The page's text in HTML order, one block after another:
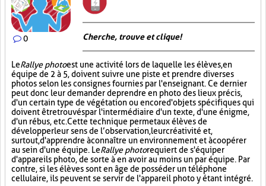
0 Cherche, trouve et clique !
LeRallye photoest une activité lors de laquelle les élèves, en
équipe de 2 à 5, doivent suivre une piste et prendre diverses
photos selon les consignes fournies par l'enseignant. Ce dernier
peut donc leur demander de prendre en photo des lieux précis,
d'un certain type de végétation ou encore d'objets spécifiques qui
doivent être trouvés par l'intermédiaire d'un texte, d'une énigme,
d'un rébus, etc. Cette technique permet aux élèves de
développer leur sens de l’observation, leur créativité et,
surtout, d'apprendre à connaître un environnement et à coopérer
au sein d'une équipe. LeRallye photorequiert de s'équiper
d'appareils photo, de sorte à en avoir au moins un par équipe. Par
contre, si les élèves sont en âge de posséder un téléphone
cellulaire, ils peuvent se servir de l'appareil photo y étant intégré.